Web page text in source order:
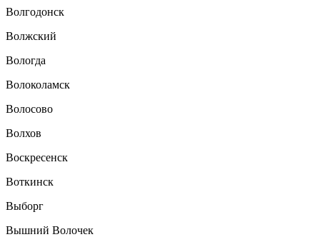
Волгодонск
Волжский
Вологда
Волоколамск
Волосово
Волхов
Воскресенск
Воткинск
Выборг
Вышний Волочек